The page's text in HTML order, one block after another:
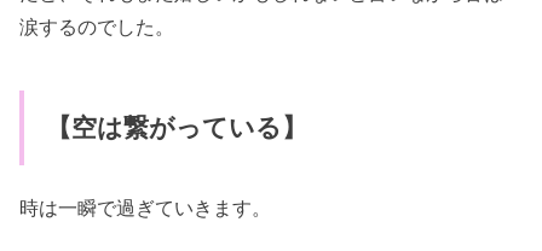
涙するのでした。
【空は繋がっている】
時は一瞬で過ぎていきます。